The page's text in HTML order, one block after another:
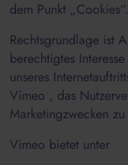
dem Punkt „Cookies“.
Rechtsgrundlage ist
berechtigtes
unseres
Vimeo , das
Marketingzwecken
Vimeo bietet unter